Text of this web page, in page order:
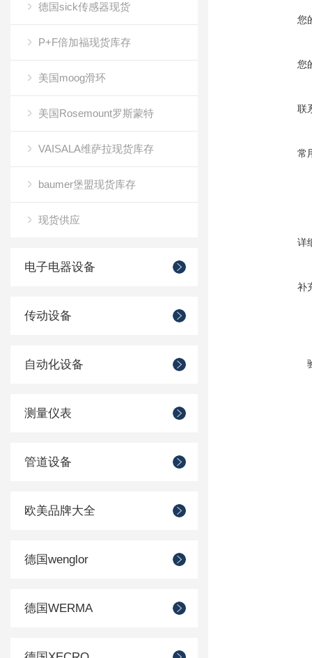
德国sick传感器现货
P+F倍加福现货库存
美国moog滑环
美国Rosemount罗斯蒙特
VAISALA维萨拉现货库存
baumer堡盟现货库存
现货供应
电子电器设备
传动设备
自动化设备
测量仪表
管道设备
欧美品牌大全
德国wenglor
德国WERMA
您
您
联
常
详
补